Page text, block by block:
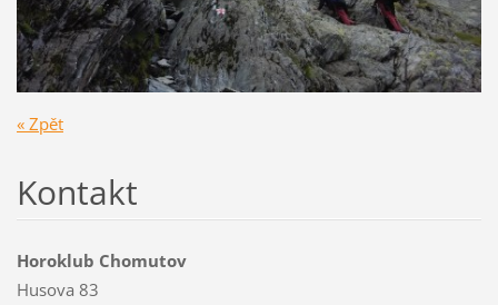
« Zpět
Kontakt
Horoklub Chomutov
Husova 83